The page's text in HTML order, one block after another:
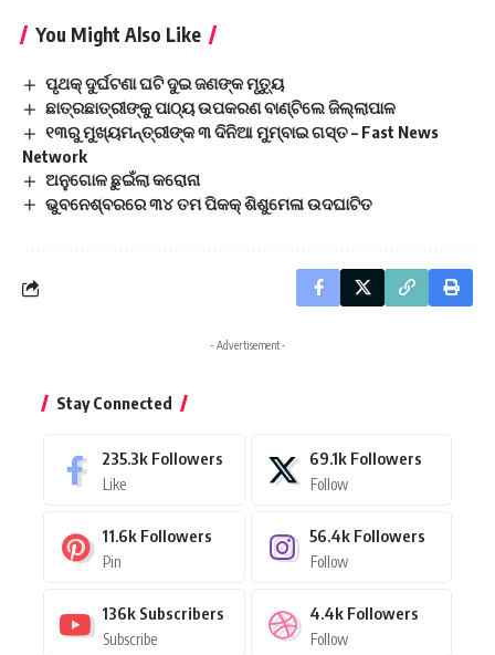
You Might Also Like
ପୃଥକ୍ ଦୁର୍ଘଟଣା ଘଟି ଦୁଇ ଜଣଙ୍କ ମୃତ୍ୟୁ
ଛାତ୍ରଛାତ୍ରୀଙ୍କୁ ପାଠ୍ୟ ଉପକରଣ ବାଣ୍ଟିଲେ ଜିଲ୍ଲାପାଳ
୧୩ରୁ ମୁଖ୍ୟମନ୍ତ୍ରୀଙ୍କ ୩ ଦିନିଆ ମୁମ୍ବାଇ ଗସ୍ତ – Fast News
Network
ଅନୁଗୋଳ ଛୁଇଁଲା କରୋନା
ଭୁବନେଶ୍ବରରେ ୩୪ ତମ ପିକକ୍ ଶିଶୁମେଳା ଉଦଘାଟିତ
- Advertisement -
Stay Connected
235.3k Followers
Like
69.1k Followers
Follow
11.6k Followers
Pin
56.4k Followers
Follow
136k Subscribers
Subscribe
4.4k Followers
Follow